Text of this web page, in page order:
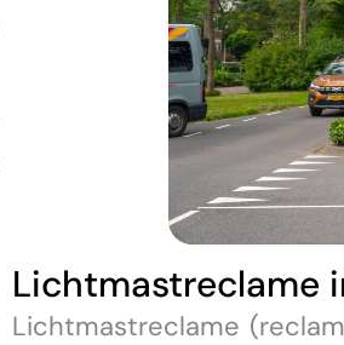
Lichtmastreclame
Lichtmastreclame